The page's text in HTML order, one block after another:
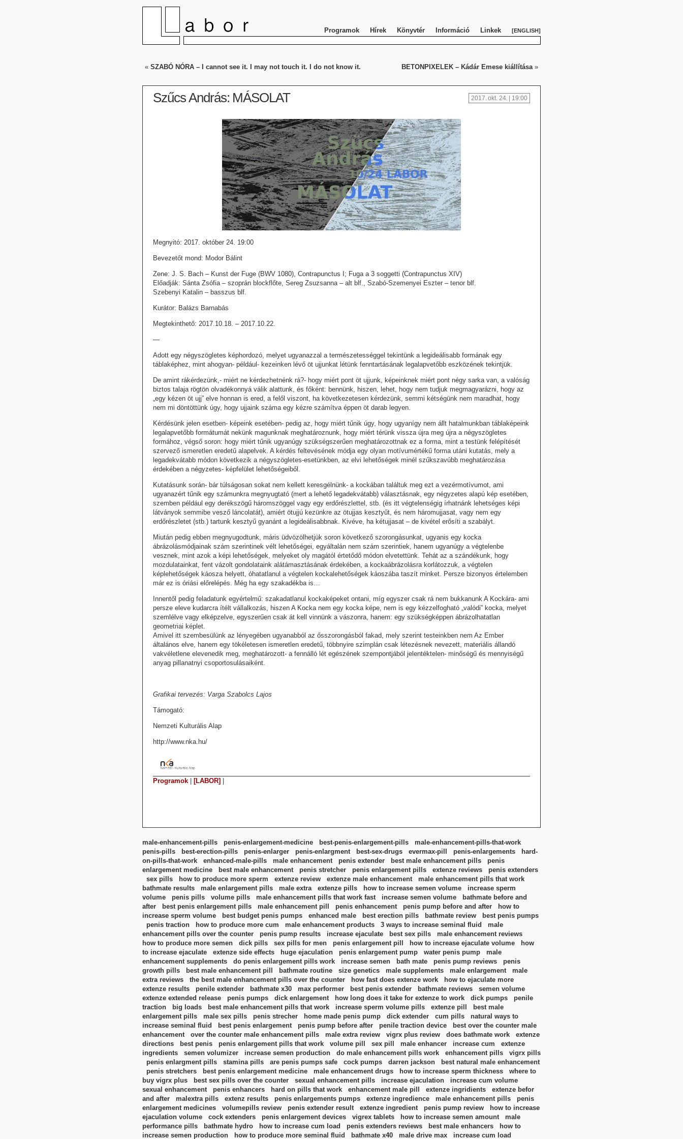
Programok Hírek Könyvtér Információ Linkek ENGLISH
« SZABÓ NÓRA – I cannot see it. I may not touch it. I do not know it. BETONPIXELEK – Kádár Emese kiállítása»
Szűcs András: MÁSOLAT 2017. okt. 24. | 19:00
Megnyitó: 2017. október 24. 19:00
Bevezetőt mond: Modor Bálint
Zene: J. S. Bach – Kunst der Fuge (BWV 1080), Contrapunctus I; Fuga a 3 soggetti (Contrapunctus XIV)
Előadják: Sánta Zsófia – szoprán blockflőte, Sereg Zsuzsanna – alt blf., Szabó-Szemenyei Eszter – tenor blf.
Szebenyi Katalin – basszus blf.
Kurátor: Balázs Barnabás
Megtekinthető: 2017.10.18. – 2017.10.22.
—
Adott egy négyszögletes képhordozó, melyet ugyanazzal a természetességgel tekintünk a legideálisabb formának egy
táblaképhez, mint ahogyan- például- kezeinken lévő öt ujjunkat létünk fenntartásának legalapvetőbb eszközének tekintjük.
De amint rákérdezünk,- miért ne kérdezhetnénk rá?- hogy miért pont öt ujjunk, képeinknek miért pont négy sarka van, a valóság
biztos talaja rögtön olvadékonnyá válik alattunk, és főként: bennünk, hiszen, lehet, hogy nem tudjuk megmagyarázni, hogy az
„egy kézen öt ujj” elve honnan is ered, a felől viszont, ha következetesen kérdezünk, semmi kétségünk nem maradhat, hogy
nem mi döntöttünk úgy, hogy ujjaink száma egy kézre számítva éppen öt darab legyen.
Kérdésünk jelen esetben- képeink esetében- pedig az, hogy miért tűnik úgy, hogy ugyanígy nem állt hatalmunkban táblaképeink
legalapvetőbb formátumát nekünk magunknak meghatároznunk, hogy miért térünk vissza újra meg újra a négyszögletes
formához, végső soron: hogy miért tűnik ugyanúgy szükségszerűen meghatározottnak ez a forma, mint a testünk felépítését
szervező ismeretlen eredetű alapelvek. A kérdés feltevésének módja egy olyan motívumértékű forma utáni kutatás, mely a
legadekvátabb módon következik a négyszögletes-esetünkben, az elvi lehetőségek minél szűkszavúbb meghatározása
érdekében a négyzetes- képfelület lehetőségeiből.
Kutatásunk során- bár túlságosan sokat nem kellett keresgélnünk- a kockában találtuk meg ezt a vezérmotívumot, ami
ugyanazért tűnik egy számunkra megnyugtató (mert a lehető legadekvátabb) választásnak, egy négyzetes alapú kép esetében,
szemben például egy derékszögű háromszöggel vagy egy erdőrészlettel, stb. (és itt végtelenségig írhatnánk lehetséges képi
látványok semmibe vesző láncolatát), amiért ötujjú kezünkre az ötujjas kesztyűt, és nem háromujjasat, vagy nem egy
erdőrészletet (stb.) tartunk kesztyű gyanánt a legideálisabbnak. Kivéve, ha kétujjasat – de kivétel erősíti a szabályt.
Miután pedig ebben megnyugodtunk, máris üdvözölhetjük soron következő szorongásunkat, ugyanis egy kocka
ábrázolásmódjainak szám szerintinek vélt lehetőségei, egyáltalán nem szám szerintiek, hanem ugyanúgy a végtelenbe
vesznek, mint azok a képi lehetőségek, melyeket oly magától értetődő módon elvetettünk. Tehát az a szándékunk, hogy
mozdulatainkat, fent vázolt gondolataink alátámasztásának érdekében, a kockaábrázolásra korlátozzuk, a végtelen
képlehetőségek káosza helyett, óhatatlanul a végtelen kockalehetőségek káoszába taszít minket. Persze bizonyos értelemben
már ez is óriási előrelépés. Még ha egy szakadékba is…
Innentől pedig feladatunk egyértelmű: szakadatlanul kockaképeket ontani, míg egyszer csak rá nem bukkanunk A Kockára- ami
persze eleve kudarcra ítélt vállalkozás, hiszen A Kocka nem egy kocka képe, nem is egy kézzelfogható „valódi” kocka, melyet
szemlélve vagy elképzelve, egyszerűen csak át kell vinnünk a vászonra, hanem: egy szükségképpen ábrázolhatatlan
geometriai képlet.
Amivel itt szembesülünk az lényegében ugyanabból az ősszorongásból fakad, mely szerint testeinkben nem Az Ember
általános elve, hanem egy tökéletesen ismeretlen eredetű, többnyire szimplán csak létezésnek nevezett, materiális állandó
vakvéletlene elevenedik meg, meghatározott- a fennálló lét egészének szempontjából jelentéktelen- minőségű és mennyiségű
anyag pillanatnyi csoportosulásaiként.
Grafikai tervezés: Varga Szabolcs Lajos
Támogató:
Nemzeti Kulturális Alap
http://www.nka.hu/
Programok [LABOR]
male-enhancement-pills penis-enlargement-medicine best-penis-enlargement-pills
male-enhancement-pills-that-work
penis-pills
best-erection-pills penis-enlarger penis-enlargment best-sex-drugs evermax-pill penis-enlargements
hard-
on-pills-that-work
enhanced-male-pills male enhancement penis extender best male enhancement pills
penis
enlargement medicine
best male enhancement penis stretcher penis enlargement pills extenze reviews
penis extenders
sex pills
how to produce more sperm extenze review extenze male enhancement
male enhancement pills that work
bathmate results
male enlargement pills male extra extenze pills how to increase semen volume
increase sperm
volume
penis pills volume pills male enhancement pills that work fast increase semen volume
bathmate before and
after
best penis enlargement pills male enhancement pill penis enhancement penis pump before and after
how to
increase sperm volume
best budget penis pumps enhanced male best erection pills bathmate review
best penis pumps
penis traction
how to produce more cum male enhancement products 3 ways to increase seminal fluid
male
enhancement pills over the counter
penis pump results increase ejaculate best sex pills
male enhancement reviews
how to produce more semen
dick pills sex pills for men penis enlargement pill how to increase ejaculate volume
how
to increase ejaculate
extenze side effects huge ejaculation penis enlargement pump water penis pump
male
enhancement supplements
do penis enlargement pills work increase semen bath mate penis pump reviews
penis
growth pills
best male enhancement pill bathmate routine size genetics male supplements male enlargement
male
extra reviews
the best male enhancement pills over the counter how fast does extenze work
how to ejaculate more
extenze results
penile extender bathmate x30 max performer best penis extender bathmate reviews
semen volume
extenze extended release
penis pumps dick enlargement how long does it take for extenze to work dick pumps
penile
traction
big loads best male enhancement pills that work increase sperm volume pills extenze pill
best male
enlargement pills
male sex pills penis strecher home made penis pump dick extender cum pills
natural ways to
increase seminal fluid
best penis enlargement penis pump before after penile traction device
best over the counter male
enhancement
over the counter male enhancement pills male extra review vigrx plus review does bathmate work
extenze
directions
best penis penis enlargement pills that work volume pill sex pill male enhancer increase cum
extenze
ingredients
semen volumizer increase semen production do male enhancement pills work enhancement pills
vigrx pills
penis enlargment pills
stamina pills are penis pumps safe cock pumps darren jackson
best natural male enhancement
penis stretchers
best penis enlargement medicine male enhancement drugs how to increase sperm thickness
where to
buy vigrx plus
best sex pills over the counter sexual enhancement pills increase ejaculation
increase cum volume
sexual enhancement
penis enhancers hard on pills that work enhancement male pill extenze ingridients
extenze befor
and after
malextra pills extenz results penis enlargements pumps extenze ingredience male enhancement pills
penis
enlargement medicines
volumepills review penis extender result extenze ingredient penis pump review
how to increase
ejaculation volume
cock extenders penis enlargement devices vigrex tablets how to increase semen amount
male
performance pills
bathmate hydro how to increase cum load penis extenders reviews best male enhancers
how to
increase semen production
how to produce more seminal fluid bathmate x40 male drive max increase cum load